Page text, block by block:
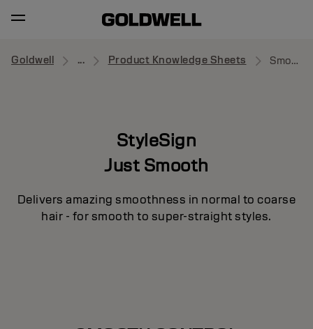
Goldwell ... Product Knowledge Sheets Smooth Control
StyleSign
Just Smooth
Delivers amazing smoothness in normal to coarse
hair - for smooth to super-straight styles.